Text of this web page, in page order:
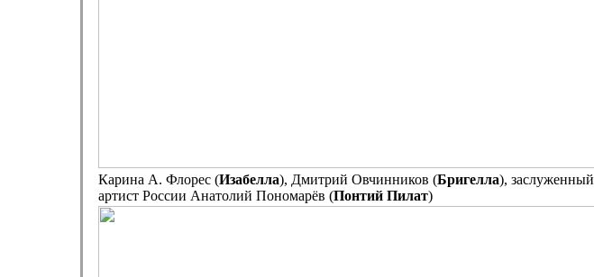
Карина А. Флорес (Изабелла), Дмитрий Овчинников (Бригелла), заслуженный
артист России Анатолий Пономарёв (Понтий Пилат)